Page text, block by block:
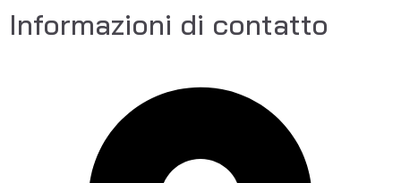
Informazioni di contatto